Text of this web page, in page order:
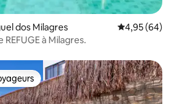
dos Milagres Note
4,95 (64)
à Milagres.
parmi les plus aimés